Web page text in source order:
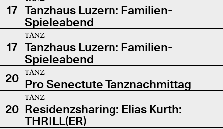
17 Tanzhaus Luzern: Familien-
Spieleabend
17
TANZ
Tanzhaus Luzern: Familien-
Spieleabend
20
TANZ
Pro Senectute Tanznachmittag
20
TANZ
Residenzsharing: Elias Kurth:
THRILL(ER)